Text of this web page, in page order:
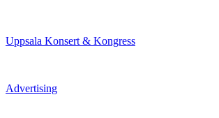
Uppsala Konsert & Kongress
Advertising